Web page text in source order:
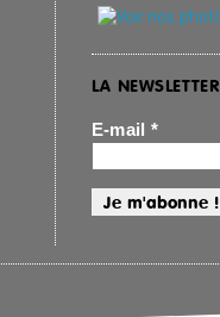
LA NEWSLETTER
E-mail *